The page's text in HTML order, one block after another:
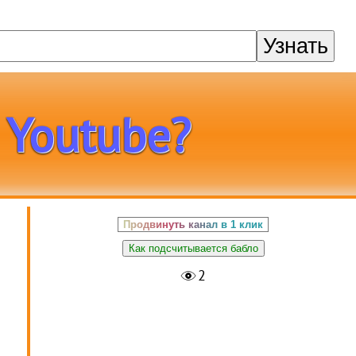
Узнать
Продвинуть канал в 1 клик
Как подсчитывается бабло
2